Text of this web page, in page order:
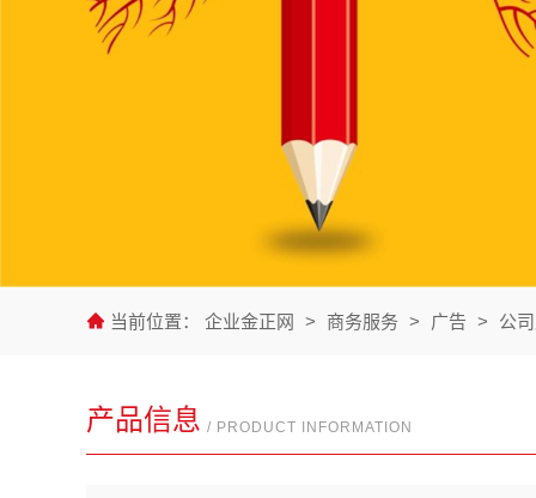
当前位置： 企业金正网 > 商务服务 > 广告 > 公
产品信息 / PRODUCT INFORMATION